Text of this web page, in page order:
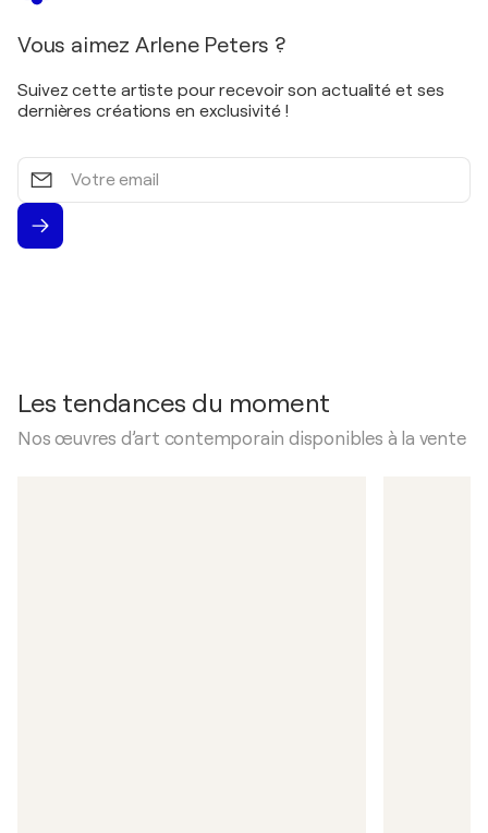
Vous aimez Arlene Peters ?
Suivez cette artiste pour recevoir son actualité et ses
dernières créations en exclusivité !
Votre
email
Les tendances du moment
Nos œuvres d’art contemporain disponibles à la vente